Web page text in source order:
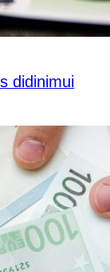
didinimui